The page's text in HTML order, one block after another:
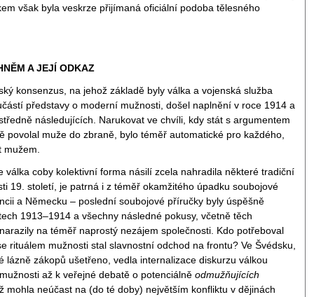
však byla veskrze přijímaná oficiální podoba tělesného
A JEJÍ ODKAZ
konsenzus, na jehož základě byly válka a vojenská služba
představy o moderní mužnosti, došel naplnění v roce 1914 a
následujících. Narukovat ve chvíli, kdy stát s argumentem
povolal muže do zbraně, bylo téměř automatické pro každého,
válka coby kolektivní forma násilí zcela nahradila některé tradiční
19. století, je patrná i z téměř okamžitého úpadku soubojové
a Německu – poslední soubojové příručky byly úspěšně
1913–1914 a všechny následné pokusy, včetně těch
na téměř naprostý nezájem společnosti. Kdo potřeboval
rituálem mužnosti stal slavnostní odchod na frontu? Ve Švédsku,
lázně zákopů ušetřeno, vedla internalizace diskurzu válkou
až k veřejné debatě o potenciálně odmužňujících
mohla neúčast na (do té doby) největším konfliktu v dějinách